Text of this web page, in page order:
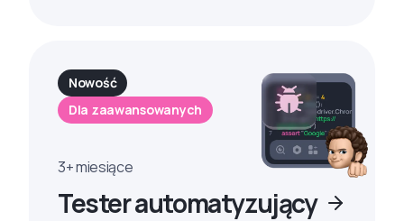
Nowość
Dla zaawansowanych
3+ miesiące
Tester automatyzujący